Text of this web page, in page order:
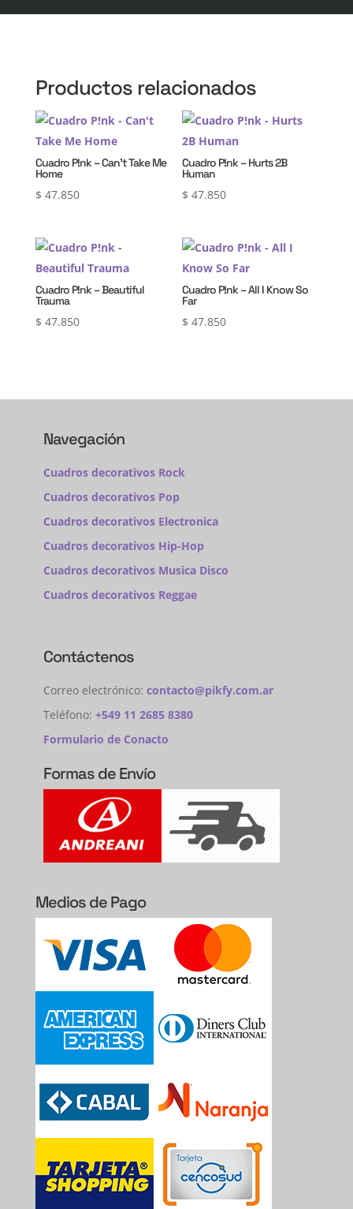
Productos relacionados
Cuadro P!nk – Can’t Take Me
Home
$ 47.850
Cuadro P!nk – Hurts 2B
Human
$ 47.850
Cuadro P!nk – Beautiful
Trauma
$ 47.850
Cuadro P!nk – All I Know So
Far
$ 47.850
Navegación
Cuadros decorativos Rock
Cuadros decorativos Pop
Cuadros decorativos Electronica
Cuadros decorativos Hip-Hop
Cuadros decorativos Musica Disco
Cuadros decorativos Reggae
Contáctenos
Correo electrónico: contacto@pikfy.com.ar
Teléfono: +549 11 2685 8380
Formulario de Conacto
Formas de Envío
Medios de Pago